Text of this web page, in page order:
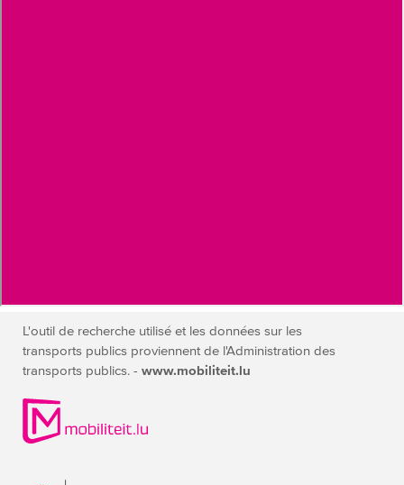
L'outil de recherche utilisé et les données sur les
transports publics proviennent de l'Administration des
transports publics. - www.mobiliteit.lu